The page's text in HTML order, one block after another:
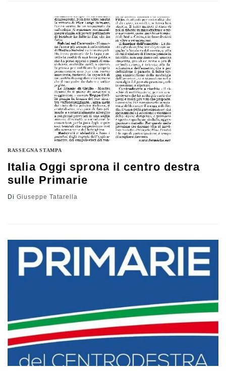
voyeurismo politico. Lo…
RASSEGNA STAMPA
Italia Oggi sprona il centro destra
sulle Primarie
Di Giuseppe Tatarella